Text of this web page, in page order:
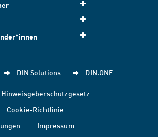
DIN Solutions DIN.ONE
Hinweisgeberschutzgesetz
Cookie-Richtlinie
Impressum